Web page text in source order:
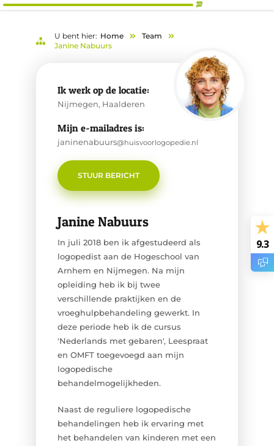
U bent hier: Home
Team
Janine Nabuurs
Ik werk op de locatie:
Nijmegen, Haalderen
Mijn e-mailadres is:
janinenabuurs@huisvoorlogopedie.nl
STUUR BERICHT
Janine Nabuurs
In juli 2018 ben ik afgestudeerd als
logopedist aan de Hogeschool van
Arnhem en Nijmegen. Na mijn
opleiding heb ik bij twee
verschillende praktijken en de
vroeghulpbehandeling gewerkt. In
deze periode heb ik de cursus
'Nederlands met gebaren', Leespraat
en OMFT toegevoegd aan mijn
logopedische
behandelmogelijkheden.
Naast de reguliere logopedische
behandelingen heb ik ervaring met
het behandelen van kinderen met een
9.3